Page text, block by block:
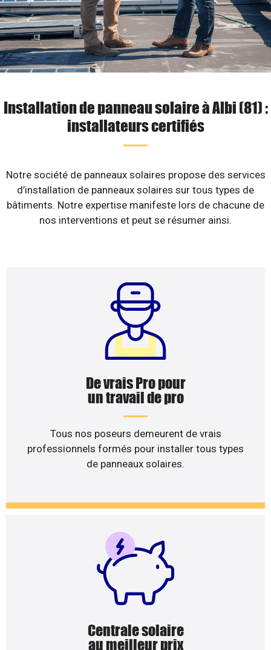
Installation de panneau solaire à Albi (81) :
installateurs certifiés
Notre société de panneaux solaires propose des services
d’installation de panneaux solaires sur tous types de
bâtiments. Notre expertise manifeste lors de chacune de
nos interventions et peut se résumer ainsi.
De vrais Pro pour
un travail de pro
Tous nos poseurs demeurent de vrais
professionnels formés pour installer tous types
de panneaux solaires.
Centrale solaire
au meilleur prix